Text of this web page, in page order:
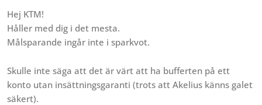
Hej KTM!
Håller med dig i det mesta.
Målsparande ingår inte i sparkvot.
Skulle inte säga att det är värt att ha bufferten på ett
konto utan insättningsgaranti (trots att Akelius känns galet
säkert).